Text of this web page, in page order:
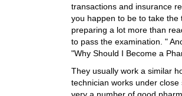
transactions and insurance
you happen to be to take
preparing a lot more than
to pass the examination. "
"Why Should I Become a
They usually work a similar
technician works under